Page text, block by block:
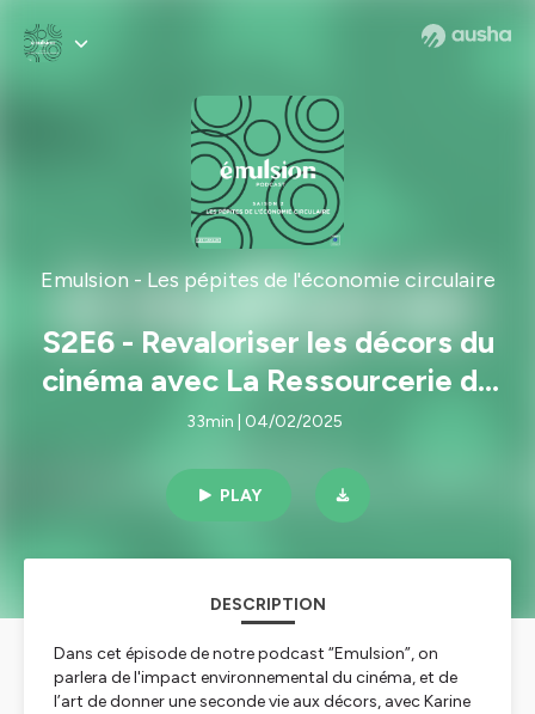
Emulsion - Les pépites de l'économie circulaire
S2E6 - Revaloriser les décors du
cinéma avec La Ressourcerie du
Cinéma
33min | 04/02/2025
PLAY
DESCRIPTION
Dans cet épisode de notre podcast “Emulsion”, on
parlera de l'impact environnemental du cinéma, et de
l’art de donner une seconde vie aux décors, avec Karine